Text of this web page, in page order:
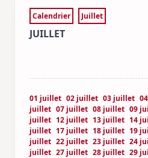
Calendrier Juillet
JUILLET
01 juillet 02 juillet 03 juillet
juillet 07 juillet 08 juillet 09
juillet 12 juillet 13 juillet 14
juillet 17 juillet 18 juillet 19
juillet 22 juillet 23 juillet 24
juillet 27 juillet 28 juillet 29